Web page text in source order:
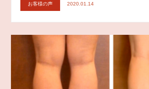
お客様の声 2020.01.14